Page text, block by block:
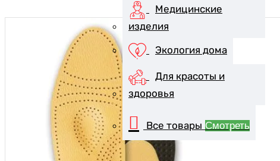
Медицинские
изделия
Экология дома
Для красоты и
здоровья
Все товары Смотреть